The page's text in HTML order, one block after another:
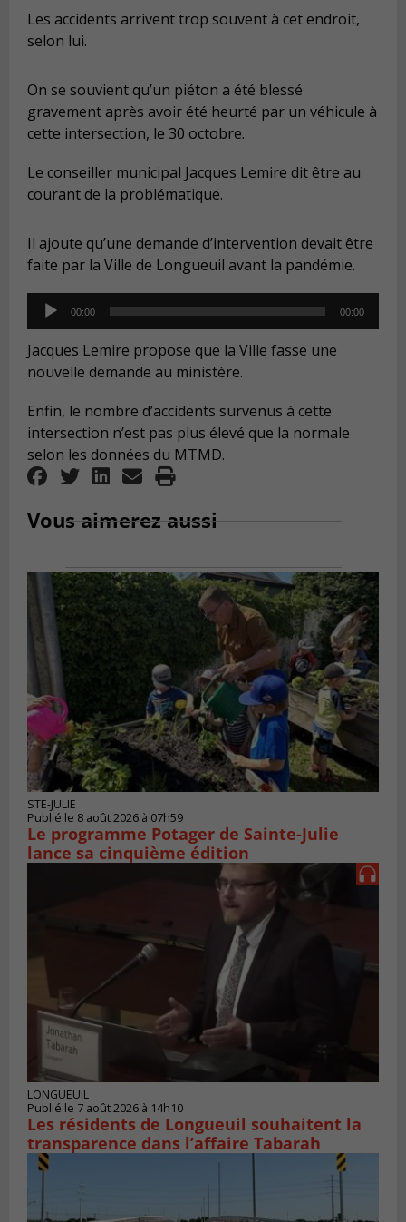
Les accidents arrivent trop souvent à cet endroit,
selon lui.
On se souvient qu’un piéton a été blessé
gravement après avoir été heurté par un véhicule à
cette intersection, le 30 octobre.
Le conseiller municipal Jacques Lemire dit être au
courant de la problématique.
Il ajoute qu’une demande d’intervention devait être
faite par la Ville de Longueuil avant la pandémie.
Audio
Player
00:00 00:00
Jacques Lemire propose que la Ville fasse une
nouvelle demande au ministère.
Enfin, le nombre d’accidents survenus à cette
intersection n’est pas plus élevé que la normale
selon les données du MTMD.
Vous aimerez aussi
STE-JULIE
Publié le 8 août 2026 à 07h59
Le programme Potager de Sainte-Julie
lance sa cinquième édition
LONGUEUIL
Publié le 7 août 2026 à 14h10
Les résidents de Longueuil souhaitent la
transparence dans l’affaire Tabarah